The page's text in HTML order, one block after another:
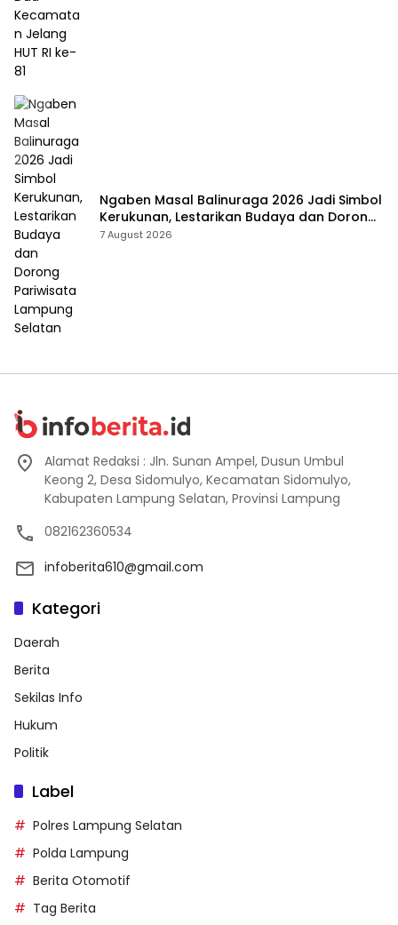
Ngaben Masal Balinuraga 2026 Jadi Simbol
Kerukunan, Lestarikan Budaya dan Dorong
Pariwisata Lampung Selatan
7 August 2026
Alamat Redaksi : Jln. Sunan Ampel, Dusun Umbul
Keong 2, Desa Sidomulyo, Kecamatan Sidomulyo,
Kabupaten Lampung Selatan, Provinsi Lampung
082162360534
infoberita610@gmail.com
Kategori
Daerah
Berita
Sekilas Info
Hukum
Politik
Label
Polres Lampung Selatan
Polda Lampung
Berita Otomotif
Tag Berita